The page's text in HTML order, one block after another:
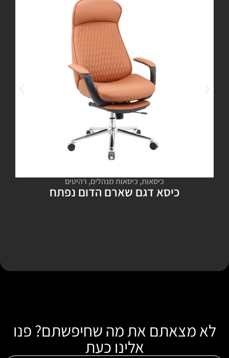
כיסאות, כיסאות מנהלים, רהיטים
כיסא דגם שארם הדום נפתח
לא מצאתם את מה שחיפשתם? פנו
אלינו כעת